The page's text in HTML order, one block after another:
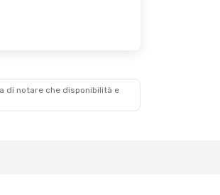
di notare che disponibilità e